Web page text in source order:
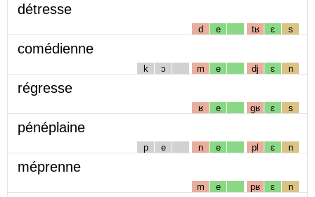
détresse
d e tʁ ɛ s
comédienne
k ɔ m e dj ɛ n
régresse
ʁ e gʁ ɛ s
pénéplaine
p e n e pl ɛ n
méprenne
m e pʁ ɛ n